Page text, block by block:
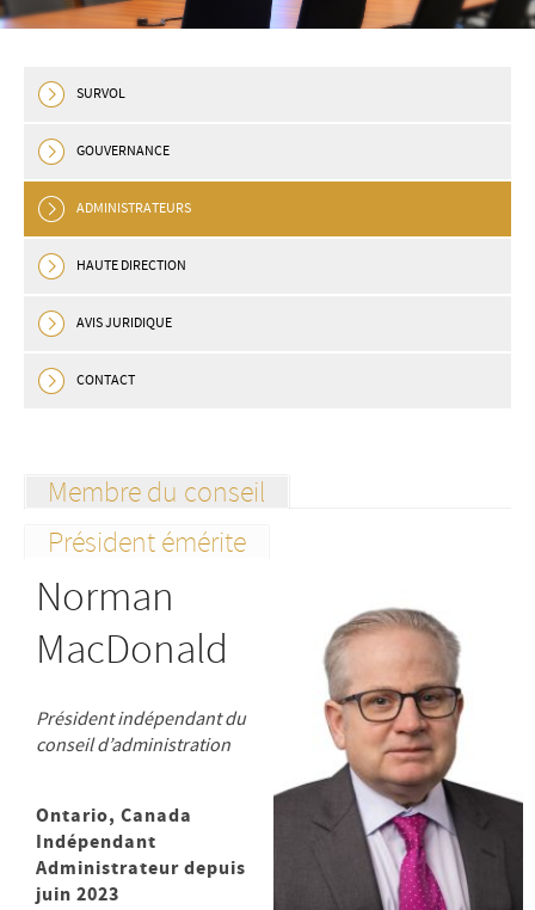
SURVOL
GOUVERNANCE
ADMINISTRATEURS
HAUTE DIRECTION
AVIS JURIDIQUE
CONTACT
Membre du conseil
Président émérite
Norman
MacDonald
Président indépendant du
conseil d’administration
Ontario, Canada
Indépendant
Administrateur depuis
juin 2023